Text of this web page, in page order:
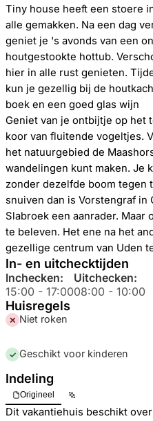
Tiny house heeft een stoere
alle gemakken. Na een dag
geniet je 's avonds van een
houtgestookte hottub.
hier in alle rust genieten.
kun je gezellig bij de
boek en een goed glas wijn
Geniet van je ontbijtje op het
koor van fluitende vogeltjes.
het natuurgebied de
wandelingen kunt maken. Je
zonder dezelfde boom tegen
snuiven dan is Vorstengraf in
Slabroek een aanrader.
te beleven. Het ene na het
gezellige centrum van Uden
In- en uitchecktijden
Inchecken:
15:00 - 17:00
Uitchecken:
08:00 - 10:00
Huisregels
✕ Niet roken
✓ Geschikt voor kinderen
Indeling
Origineel
Dit vakantiehuis beschikt